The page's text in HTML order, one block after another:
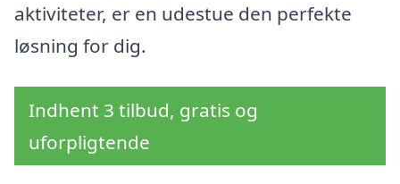
aktiviteter, er en udestue den perfekte
løsning for dig.
Indhent 3 tilbud, gratis og
uforpligtende